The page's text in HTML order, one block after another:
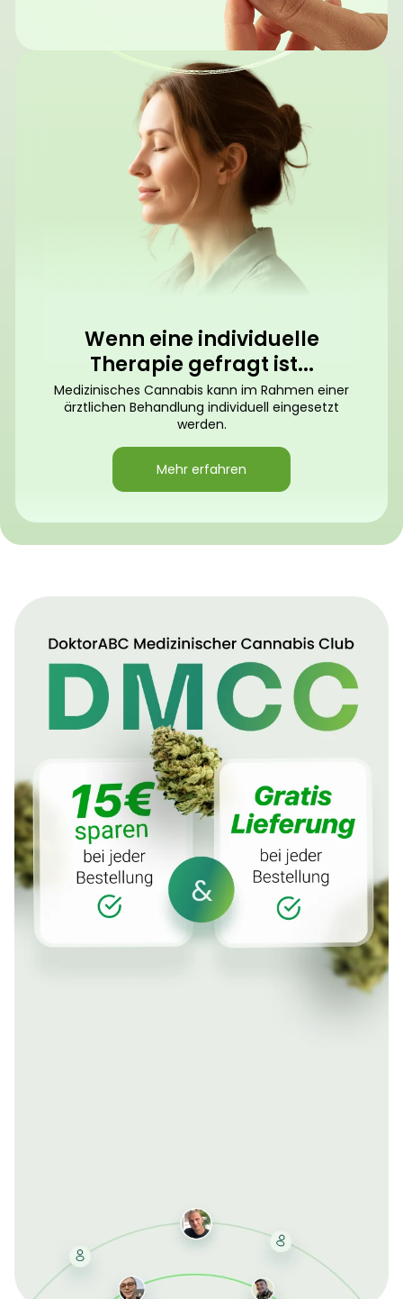
Wenn eine individuelle
Therapie gefragt ist...
Medizinisches Cannabis kann im Rahmen einer
ärztlichen Behandlung individuell eingesetzt
werden.
Mehr erfahren